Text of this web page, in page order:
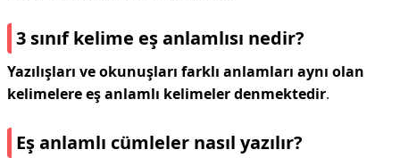
3 sınıf kelime eş anlamlısı nedir?
Yazılışları ve okunuşları farklı anlamları aynı olan
kelimelere eş anlamlı kelimeler denmektedir.
Eş anlamlı cümleler nasıl yazılır?